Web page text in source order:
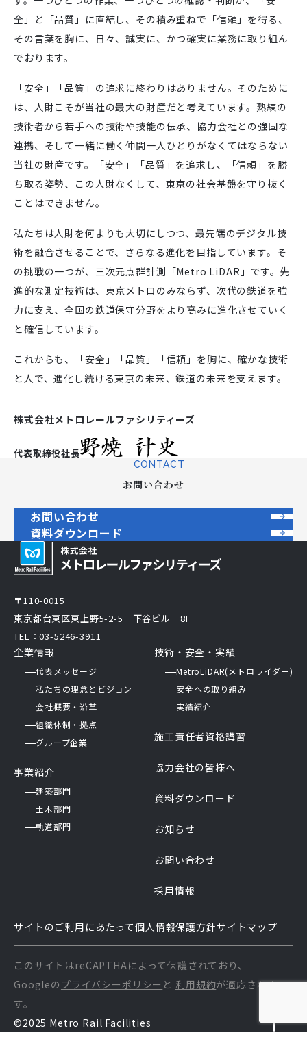
全」と「品質」に直結し、その積み重ねで「信頼」を得る、
その言葉を胸に、日々、誠実に、かつ確実に業務に取り組ん
でおります。
「安全」「品質」の追求に終わりはありません。そのために
は、人財こそが当社の最大の財産だと考えています。熟練の
技術者から若手への技術や技能の伝承、協力会社との強固な
連携、そして一緒に働く仲間一人ひとりがなくてはならない
当社の財産です。「安全」「品質」を追求し、「信頼」を勝
ち取る姿勢、この人財なくして、東京の社会基盤を守り抜く
ことはできません。
私たちは人財を何よりも大切にしつつ、最先端のデジタル技
術を融合させることで、さらなる進化を目指しています。そ
の挑戦の一つが、三次元点群計測「Metro LiDAR」です。先
進的な測定技術は、東京メトロのみならず、次代の鉄道を強
力に支え、全国の鉄道保守分野をより高みに進化させていく
と確信しています。
これからも、「安全」「品質」「信頼」を胸に、確かな技術
と人で、進化し続ける東京の未来、鉄道の未来を支えます。
株式会社メトロレールファシリティーズ
代表取締役社長
CONTACT
お問い合わせ
お問い合わせ
資料ダウンロード
〒110-0015
東京都台東区東上野5-2-5 下谷ビル 8F
TEL：03-5246-3911
企業情報
代表メッセージ
私たちの理念とビジョン
会社概要・沿革
組織体制・拠点
グループ企業
事業紹介
建築部門
土木部門
軌道部門
技術・安全・実績
MetroLiDAR(メトロライダー)
安全への取り組み
実績紹介
施工責任者資格講習
協力会社の皆様へ
資料ダウンロード
お知らせ
お問い合わせ
採用情報
サイトのご利用にあたって個人情報保護方針サイトマップ
このサイトはreCAPTHAによって保護されており、
Googleの プライバシーポリシー と 利用規約が適応されま
す。
©2025 Metro Rail Facilities